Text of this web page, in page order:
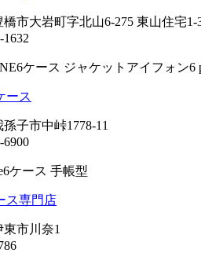
市大岩町字北山6-275 東山住宅1-
ケース ジャケットアイフォン6
ース
子市中峠1778-11
6900
ケース 手帳型
ス専門店
市川奈1